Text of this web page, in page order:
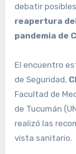
debatir posibles
reapertura
pandemia de
El encuentro
de Seguridad,
Facultad de
de Tucumán
realizó las
vista sanitario.